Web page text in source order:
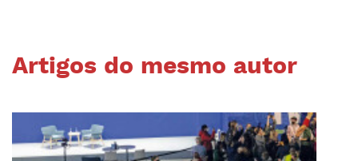
Artigos do mesmo autor